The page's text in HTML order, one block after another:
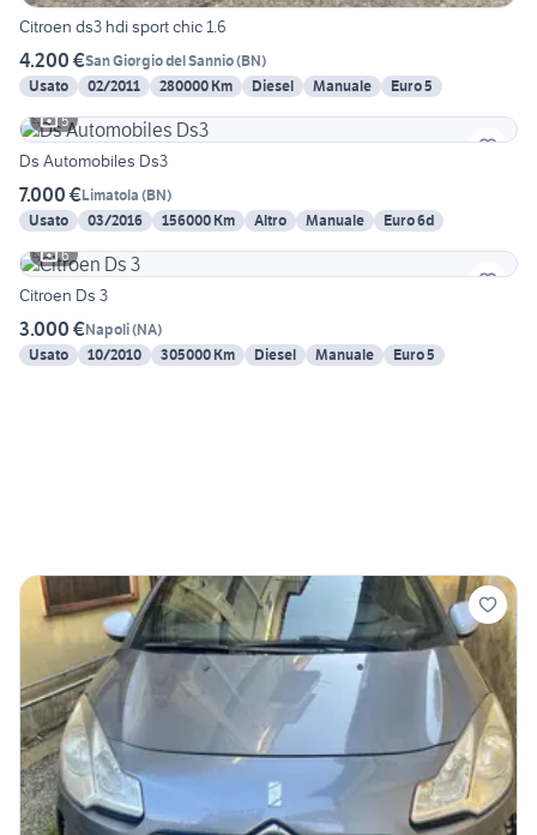
Citroen ds3 hdi sport chic 1.6
4.200 €San Giorgio del Sannio(BN)
Usato
02/2011 280000 Km Diesel Manuale
Euro 5
5
Ds Automobiles Ds3
7.000 €Limatola (BN)
Usato
03/2016 156000 Km Altro Manuale
Euro 6d
6
Citroen Ds 3
3.000 €Napoli(NA)
Usato
10/2010 305000 Km Diesel Manuale Euro 5